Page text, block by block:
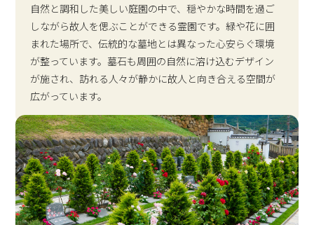
自然と調和した美しい庭園の中で、穏やかな時間を過ご
しながら故人を偲ぶことができる霊園です。緑や花に囲
まれた場所で、伝統的な墓地とは異なった心安らぐ環境
が整っています。墓石も周囲の自然に溶け込むデザイン
が施され、訪れる人々が静かに故人と向き合える空間が
広がっています。